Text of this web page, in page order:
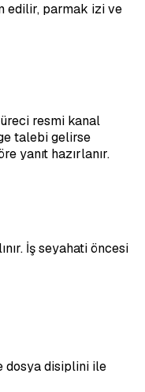
edilir, parmak izi ve
resmi kanal
talebi gelirse
yanıt hazırlanır.
İş seyahati öncesi
dosya disiplini ile